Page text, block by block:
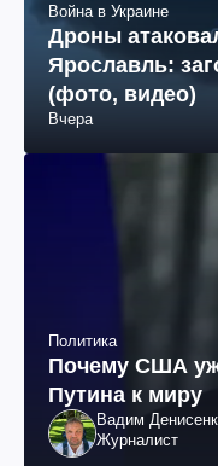
Война в Украине
Дроны
Ярославль:
(фото, видео)
Вчера
Политика
Почему США
Путина к миру
Вадим
Журналист